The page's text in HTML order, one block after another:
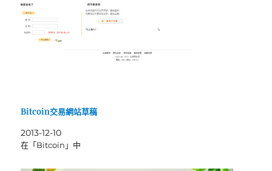
Bitcoin交易網站草稿
2013-12-10
在「Bitcoin」中